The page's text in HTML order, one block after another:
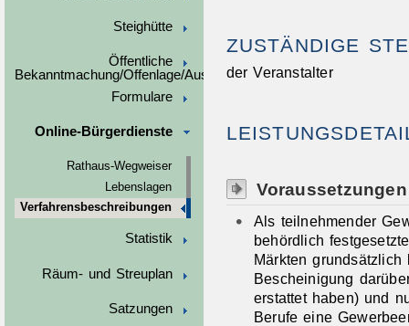
Steighütte
Öffentliche
Bekanntmachung/Offenlage/Ausschreibungen
Formulare
Online-Bürgerdienste
Rathaus-Wegweiser
Lebenslagen
Verfahrensbeschreibungen
Statistik
Räum- und Streuplan
Satzungen
ZUSTÄNDIGE
der Veranstalter
Voraussetzungen
Als teilnehmender
behördlich
Märkten
Bescheinigung
erstattet haben) und
Berufe eine